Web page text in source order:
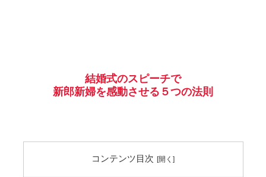
結婚式のスピーチで
新郎新婦を感動させる５つの法則
コンテンツ目次